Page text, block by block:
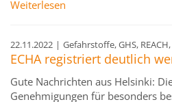
Weiterlesen
22.11.2022 | Gefahrstoffe, GHS,
ECHA registriert deutlich
Gute Nachrichten aus Helsinki:
Genehmigungen für besonders